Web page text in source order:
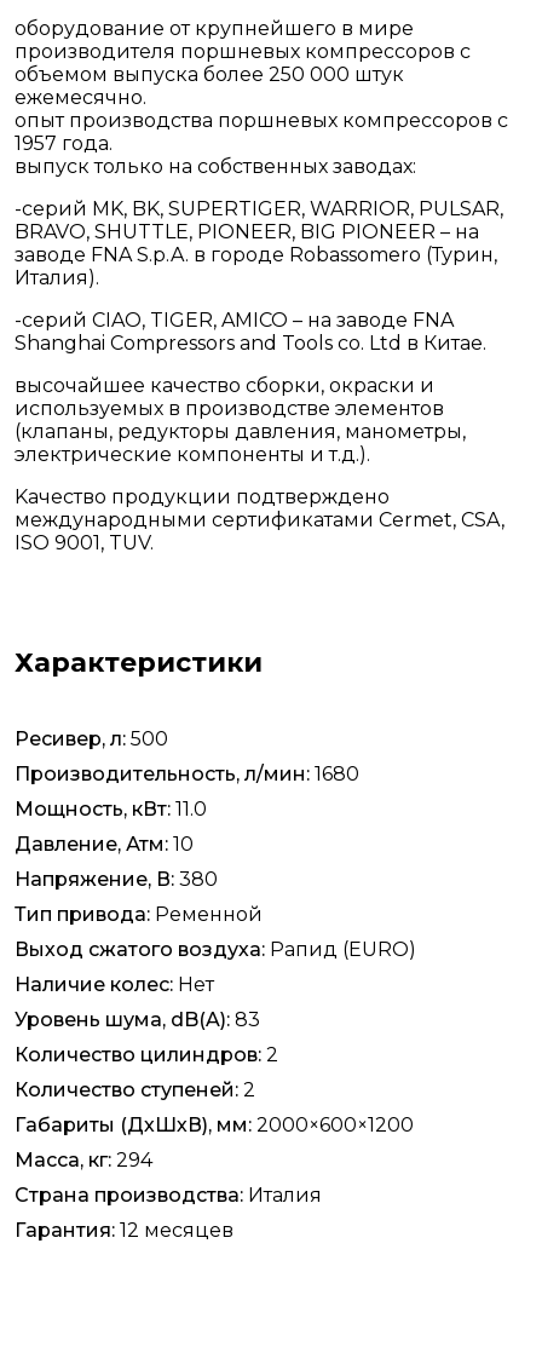
оборудование от крупнейшего в мире
производителя поршневых компрессоров с
объемом выпуска более 250 000 штук
ежемесячно.
опыт производства поршневых компрессоров с
1957 года.
выпуск только на собственных заводах:
-серий MK, BK, SUPERTIGER, WARRIOR, PULSAR,
BRAVO, SHUTTLE, PIONEER, BIG PIONEER – на
заводе FNA S.p.A. в городе Robassomero (Турин,
Италия).
-серий CIAO, TIGER, AMICO – на заводе FNA
Shanghai Compressors and Tools co. Ltd в Китае.
высочайшее качество сборки, окраски и
используемых в производстве элементов
(клапаны, редукторы давления, манометры,
электрические компоненты и т.д.).
Kачество продукции подтверждено
международными сертификатами Cermet, CSA,
ISO 9001, TUV.
Характеристики
Ресивер, л: 500
Производительность, л/мин: 1680
Мощность, кВт: 11.0
Давление, Атм: 10
Напряжение, В: 380
Тип привода: Ременной
Выход сжатого воздуха: Рапид (EURO)
Наличие колес: Нет
Уровень шума, dB(A): 83
Количество цилиндров: 2
Количество ступеней: 2
Габариты (ДхШхВ), мм: 2000×600×1200
Масса, кг: 294
Страна производства: Италия
Гарантия: 12 месяцев